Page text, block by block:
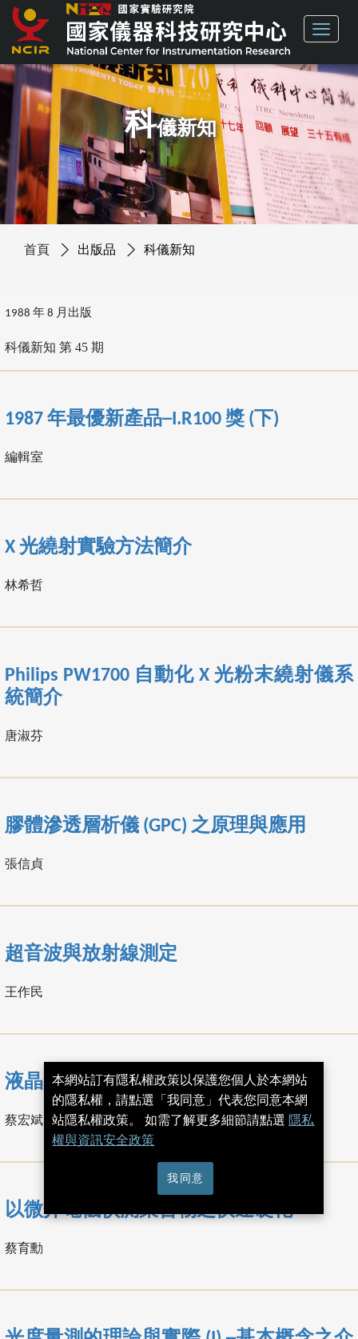
科儀新知
首頁 出版品 科儀新知
1988 年 8 月出版
科儀新知 第 45 期
1987 年最優新產品─I.R100 獎 (下)
編輯室
X 光繞射實驗方法簡介
林希哲
Philips PW1700 自動化 X 光粉末繞射儀系
統簡介
唐淑芬
膠體滲透層析儀 (GPC) 之原理與應用
張信貞
超音波與放射線測定
王作民
液晶聚合體 (I) : 桿狀聚合體
蔡宏斌
以微介電儀偵測聚合物之快速硬化
蔡育勳
本網站訂有隱私權政策以保護您個人於本網站
的隱私權，請點選「我同意」代表您同意本網
站隱私權政策。 如需了解更多細節請點選 隱私
權與資訊安全政策
我同意